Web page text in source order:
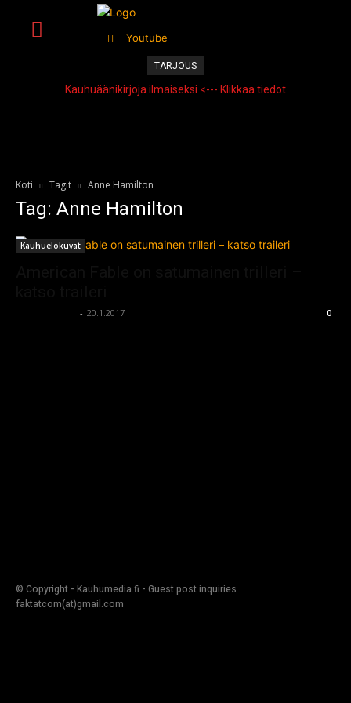
Youtube
TARJOUS
Kauhuäänikirjoja ilmaiseksi <--- Klikkaa tiedot
Koti Tagit Anne Hamilton
Tag: Anne Hamilton
Kauhuelokuvat
- 20.1.2017 0
© Copyright - Kauhumedia.fi - Guest post inquiries
faktatcom(at)gmail.com